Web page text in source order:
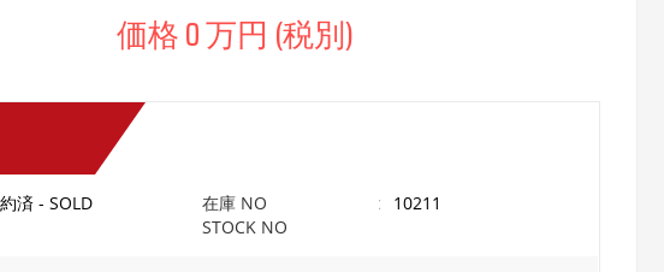
価格 0 万円 (税別)
済 - SOLD
在庫 NO
STOCK NO
: 10211